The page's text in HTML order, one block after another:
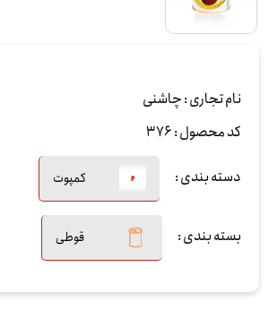
نام تجاری :چاشنی
کد محصول :376
دسته بندی : کمپوت
بسته بندی : قوطی